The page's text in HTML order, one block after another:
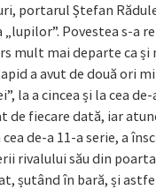
portarul Ștefan
Povestea s-a
mult mai departe ca și
a avut de două ori
la a cincea și la cea
de fiecare dată, iar
de-a 11-a serie, a
rivalului său din
șutând în bară, și